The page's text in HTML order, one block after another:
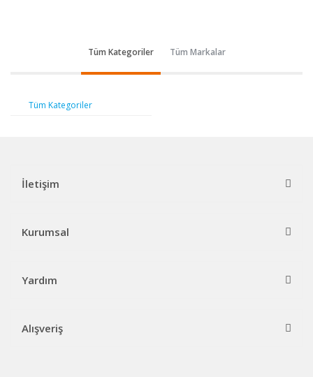
Tüm Kategoriler Tüm Markalar
Tüm Kategoriler
İletişim
Kurumsal
Yardım
Alışveriş